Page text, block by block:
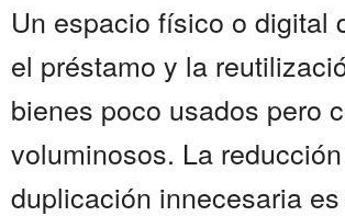
Un espacio físico o digital
el préstamo y la
bienes poco usados pero
voluminosos. La
duplicación innecesaria